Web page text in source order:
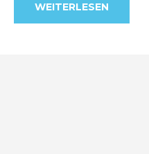
WEITERLESEN